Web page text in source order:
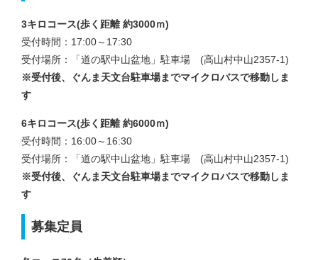
3キロコース(歩く距離 約3000ｍ)
受付時間：17:00～17:30
受付場所：「道の駅中山盆地」駐車場 (高山村中山2357-1)
※受付後、ぐんま天文台駐車場までマイクロバスで移動しま
す
6キロコース(歩く距離 約6000ｍ)
受付時間：16:00～16:30
受付場所：「道の駅中山盆地」駐車場 (高山村中山2357-1)
※受付後、ぐんま天文台駐車場までマイクロバスで移動しま
す
募集定員